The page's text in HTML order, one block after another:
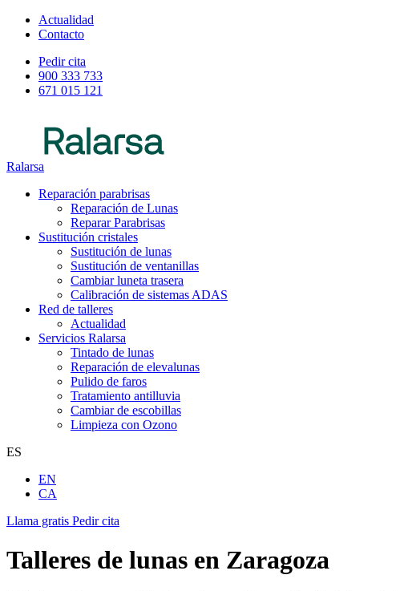
Actualidad
Contacto
Pedir cita
900 333 733
671 015 121
Ralarsa
Reparación parabrisas
Reparación de Lunas
Reparar Parabrisas
Sustitución cristales
Sustitución de lunas
Sustitución de ventanillas
Cambiar luneta trasera
Calibración de sistemas ADAS
Red de talleres
Actualidad
Servicios Ralarsa
Tintado de lunas
Reparación de elevalunas
Pulido de faros
Tratamiento antilluvia
Cambiar de escobillas
Limpieza con Ozono
ES
EN
CA
Llama gratis Pedir cita
Talleres de lunas en Zaragoza